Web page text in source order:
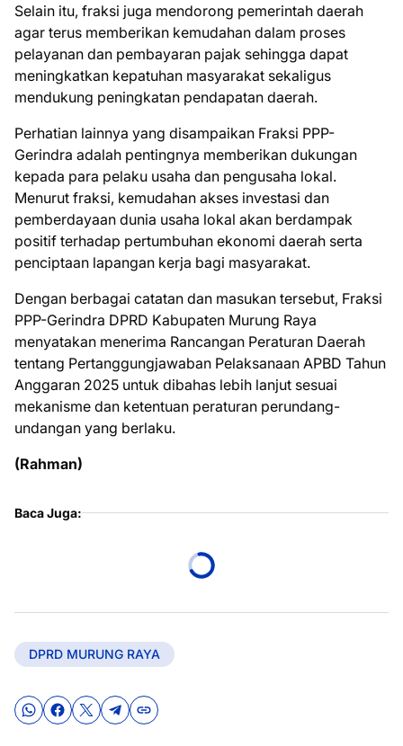
Selain itu, fraksi juga mendorong pemerintah daerah
agar terus memberikan kemudahan dalam proses
pelayanan dan pembayaran pajak sehingga dapat
meningkatkan kepatuhan masyarakat sekaligus
mendukung peningkatan pendapatan daerah.
Perhatian lainnya yang disampaikan Fraksi PPP-
Gerindra adalah pentingnya memberikan dukungan
kepada para pelaku usaha dan pengusaha lokal.
Menurut fraksi, kemudahan akses investasi dan
pemberdayaan dunia usaha lokal akan berdampak
positif terhadap pertumbuhan ekonomi daerah serta
penciptaan lapangan kerja bagi masyarakat.
Dengan berbagai catatan dan masukan tersebut, Fraksi
PPP-Gerindra DPRD Kabupaten Murung Raya
menyatakan menerima Rancangan Peraturan Daerah
tentang Pertanggungjawaban Pelaksanaan APBD Tahun
Anggaran 2025 untuk dibahas lebih lanjut sesuai
mekanisme dan ketentuan peraturan perundang-
undangan yang berlaku.
(Rahman)
Baca Juga:
DPRD MURUNG RAYA